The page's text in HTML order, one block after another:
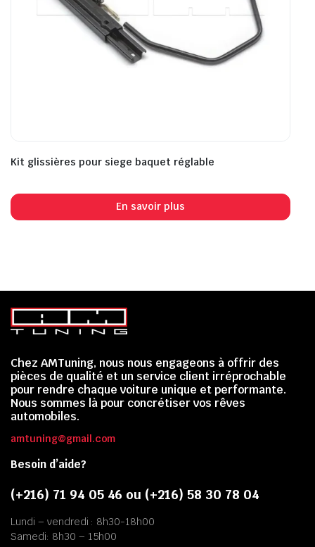
Kit glissières pour siege baquet réglable
En savoir plus
Chez AMTuning, nous nous engageons à offrir des
pièces de qualité et un service client irréprochable
pour rendre chaque voiture unique et performante.
Nous sommes là pour concrétiser vos rêves
automobiles.
amtuning@gmail.com
Besoin d’aide?
(+216) 71 94 05 46 ou (+216) 58 30 78 04
Lundi – vendredi : 8h30-18h00
Samedi: 8h30 – 15h00